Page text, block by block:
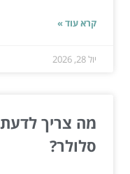
קרא עוד »
יול 28, 2026
מה צריך
סלולר?